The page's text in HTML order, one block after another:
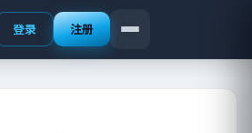
登录 注册